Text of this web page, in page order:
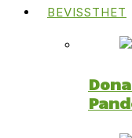
BEVISSTHET